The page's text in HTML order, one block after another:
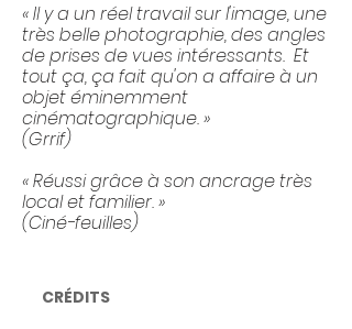
« Il y a un réel travail sur l'image, une
très belle photographie, des angles
de prises de vues intéressants. Et
tout ça, ça fait qu'on a affaire à un
objet éminemment
cinématographique. »
(Grrif)
« Réussi grâce à son ancrage très
local et familier. »
(Ciné-feuilles)
CRÉDITS